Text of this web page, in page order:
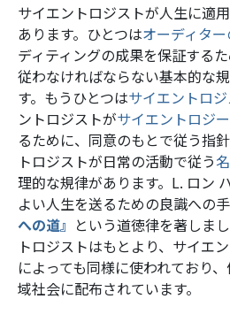
サイエントロジストが人生に適
あります。ひとつはオーディタ
ディティングの成果を保証する
従わなければならない基本的な
す。もうひとつはサイエントロ
ントロジストがサイエントロジ
るために、同意のもとで従う指
トロジストが日常の活動で従う
理的な規律があります。L. ロン
よい人生を送るための良識への
への道』 という道徳律を著しま
トロジストはもとより、サイエ
によっても同様に使われており
域社会に配布されています。